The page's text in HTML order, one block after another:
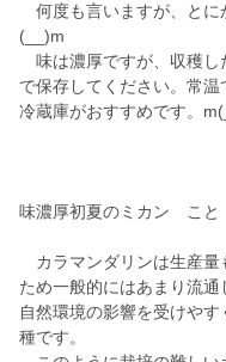
何度も言いますが、とに
(__)m
味は濃厚ですが、収穫し
で保存してください。常
冷蔵庫がおすすめです。
味濃厚初夏のミカン こと
カラマンダリンは生産量
ため一般的にはあまり流
自然環境の影響を受けや
種です。